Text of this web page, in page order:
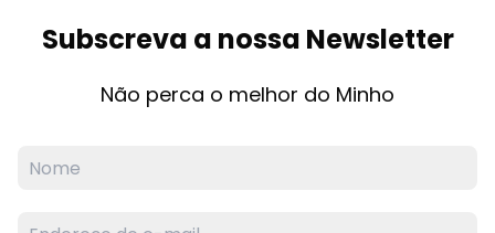
Subscreva a nossa Newsletter
Não perca o melhor do Minho